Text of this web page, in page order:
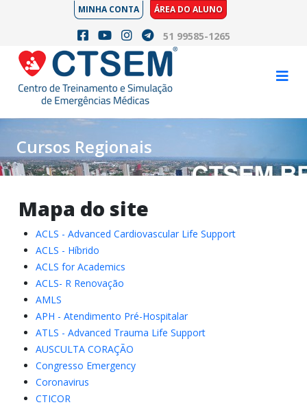
MINHA CONTA ÁREA DO ALUNO
51 99585-1265
Cursos Regionais
Mapa do site
ACLS - Advanced Cardiovascular Life Support
ACLS - Híbrido
ACLS for Academics
ACLS- R Renovação
AMLS
APH - Atendimento Pré-Hospitalar
ATLS - Advanced Trauma Life Support
AUSCULTA CORAÇÃO
Congresso Emergency
Coronavirus
CTICOR